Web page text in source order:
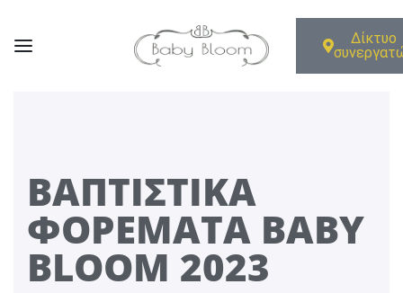
Δίκτυο
ΒΑΠΤΙΣΤΙΚΆ
ΦΟΡΈΜΑΤΑ BABY
BLOOM 2023